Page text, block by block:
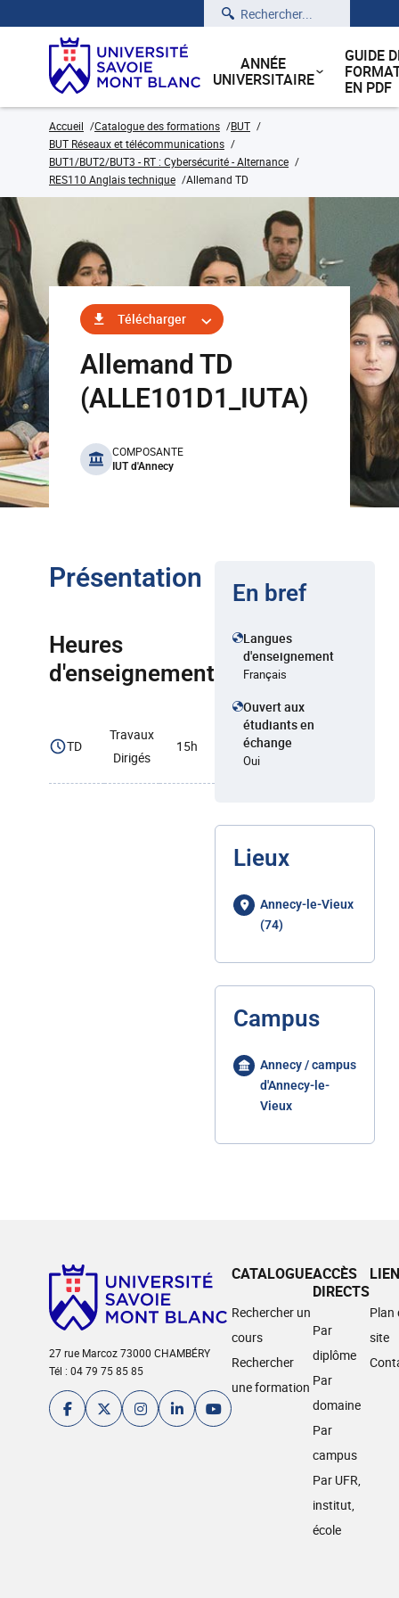
Rechercher
ANNÉE
UNIVERSITAIRE
GUIDE
EN PDF
Accueil Catalogue des formations
BUT
BUT Réseaux et télécommunications
BUT1/BUT2/BUT3 - RT : Cybersécurité - Alternance
RES110 Anglais technique
Allemand TD
Télécharger
Allemand TD
(ALLE101D1_IUTA)
benefits
COMPOSANTE
IUT d'Annecy
Présentation
Heures
d'enseignement
TD
Travaux
Dirigés
15h
En bref
Langues
d'enseignement
Français
Ouvert aux
étudiants en
échange
Oui
Lieux
Annecy-le-Vieux
(74)
Campus
Annecy / campus
d'Annecy-le-
Vieux
27 rue Marcoz 73000 CHAMBÉRY
Tél : 04 79 75 85 85
CATALOGUE
Rechercher un
cours
Rechercher
une formation
ACCÈS
DIRECTS
Par
diplôme
Par
domaine
Par
campus
Par UFR,
institut,
école
Plan
site